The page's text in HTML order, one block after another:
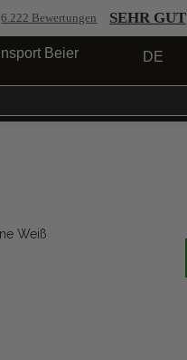
6.222 Bewertungen SEHR GUT
DE